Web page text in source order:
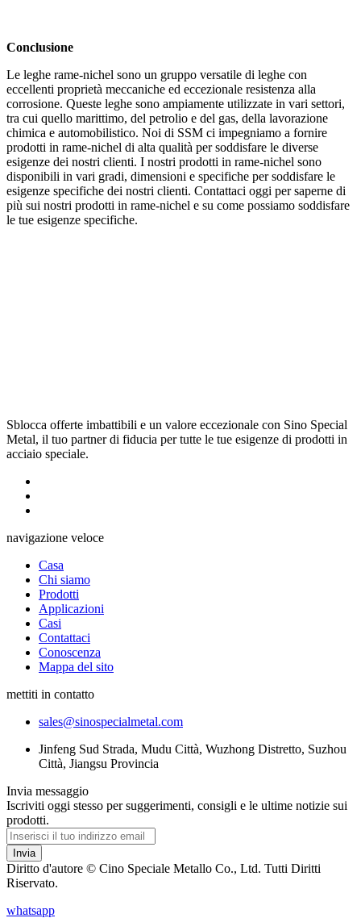
Conclusione
Le leghe rame-nichel sono un gruppo versatile di leghe con
eccellenti proprietà meccaniche ed eccezionale resistenza alla
corrosione. Queste leghe sono ampiamente utilizzate in vari settori,
tra cui quello marittimo, del petrolio e del gas, della lavorazione
chimica e automobilistico. Noi di SSM ci impegniamo a fornire
prodotti in rame-nichel di alta qualità per soddisfare le diverse
esigenze dei nostri clienti. I nostri prodotti in rame-nichel sono
disponibili in vari gradi, dimensioni e specifiche per soddisfare le
esigenze specifiche dei nostri clienti. Contattaci oggi per saperne di
più sui nostri prodotti in rame-nichel e su come possiamo soddisfare
le tue esigenze specifiche.
Sblocca offerte imbattibili e un valore eccezionale con Sino Special
Metal, il tuo partner di fiducia per tutte le tue esigenze di prodotti in
acciaio speciale.
navigazione veloce
Casa
Chi siamo
Prodotti
Applicazioni
Casi
Contattaci
Conoscenza
Mappa del sito
mettiti in contatto
sales@sinospecialmetal.com
Jinfeng Sud Strada, Mudu Città, Wuzhong Distretto, Suzhou
Città, Jiangsu Provincia
Invia messaggio
Iscriviti oggi stesso per suggerimenti, consigli e le ultime notizie sui
prodotti.
Invia
Diritto d'autore © Cino Speciale Metallo Co., Ltd. Tutti Diritti
Riservato.
whatsapp